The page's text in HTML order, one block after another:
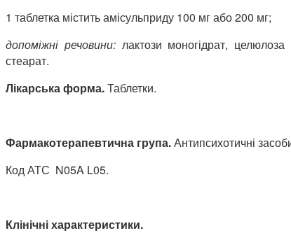
1 таблетка містить амісульприду 100 мг або 200 мг;
допоміжні речовини: лактози моногідрат, целюлоза
стеарат.
Лікарська форма.Таблетки.
Фармакотерапевтична група.Антипсихотичні
Код АТС N05A L05.
Клінічні характеристики.